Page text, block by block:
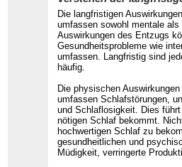
Die langfristigen
umfassen sowohl mentale
Auswirkungen des Entzugs
Gesundheitsprobleme wie
umfassen. Langfristig sind
häufig.
Die physischen
umfassen Schlafstörungen,
und Schlaflosigkeit. Dies
nötigen Schlaf bekommt.
hochwertigen Schlaf zu
gesundheitlichen und
Müdigkeit, verringerte